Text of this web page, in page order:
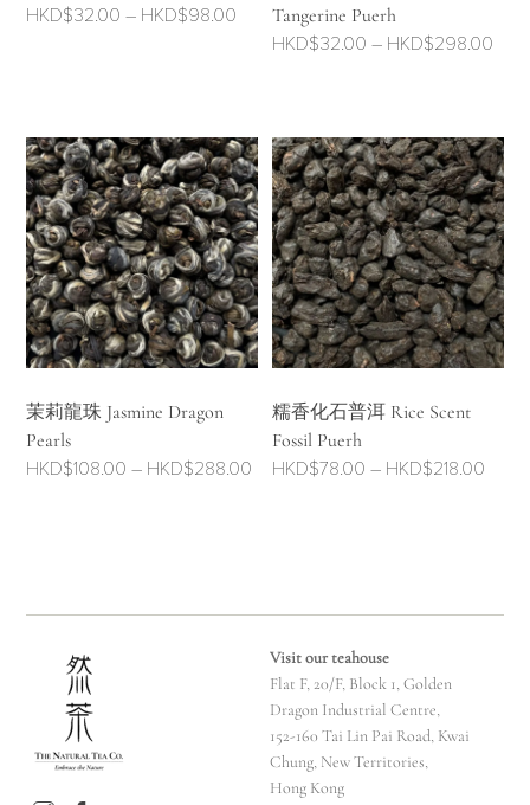
HKD$32.00 – HKD$98.00 Price
range:
HKD$98.00
Tangerine Puerh
HKD$32.00 – HKD$298.00
茉莉龍珠 Jasmine Dragon
Pearls
HKD$108.00 – HKD$288.00 Price
糯香化石普洱 Rice Scent
Fossil Puerh
HKD$78.00 – HKD$218.00
Visit our teahouse
Flat F, 20/F, Block 1, Golden
Dragon Industrial Centre,
152-160 Tai Lin Pai Road, Kwai
Chung, New Territories,
Hong Kong